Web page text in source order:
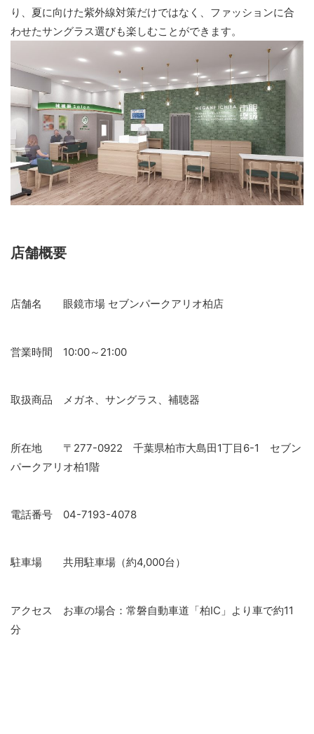
り、夏に向けた紫外線対策だけではなく、ファッションに合
わせたサングラス選びも楽しむことができます。
店舗概要
店舗名 眼鏡市場 セブンパークアリオ柏店
営業時間 10:00～21:00
取扱商品 メガネ、サングラス、補聴器
所在地 〒277-0922 千葉県柏市大島田1丁目6-1 セブン
パークアリオ柏1階
電話番号 04-7193-4078
駐車場 共用駐車場（約4,000台）
アクセス お車の場合：常磐自動車道「柏IC」より車で約11
分